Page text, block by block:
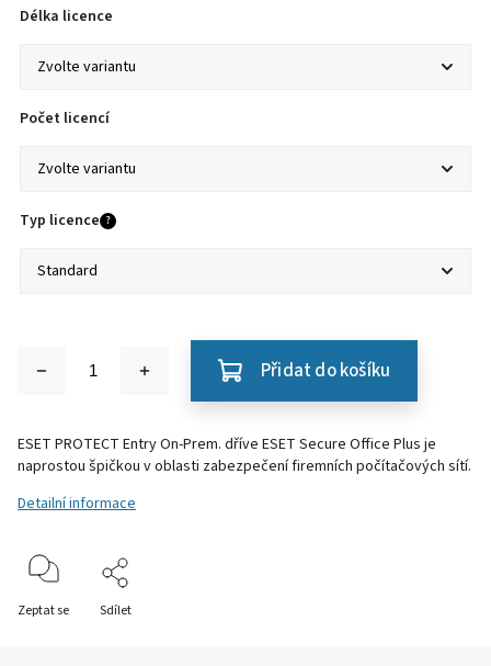
Délka licence
Počet licencí
Typ licence ?
Přidat do košíku
ESET PROTECT Entry On-Prem. dříve ESET Secure Office Plus je
naprostou špičkou v oblasti zabezpečení firemních počítačových sítí.
Detailní informace
Zeptat se Sdílet